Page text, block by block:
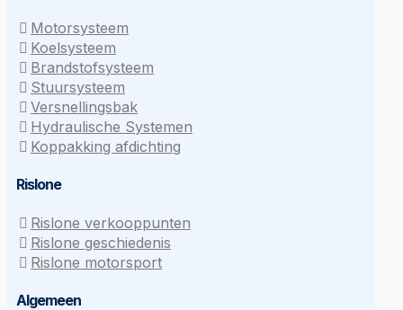
Motorsysteem
Koelsysteem
Brandstofsysteem
Stuursysteem
Versnellingsbak
Hydraulische Systemen
Koppakking afdichting
Rislone
Rislone verkooppunten
Rislone geschiedenis
Rislone motorsport
Algemeen